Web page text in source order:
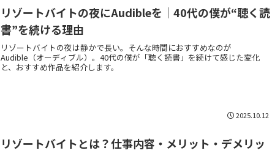
リゾートバイトの夜にAudibleを｜40代の僕が“聴く読
書”を続ける理由
リゾートバイトの夜は静かで長い。そんな時間におすすめなのが
Audible（オーディブル）。40代の僕が「聴く読書」を続けて感じた変化
と、おすすめ作品を紹介します。
2025.10.12
リゾートバイトとは？仕事内容・メリット・デメリッ